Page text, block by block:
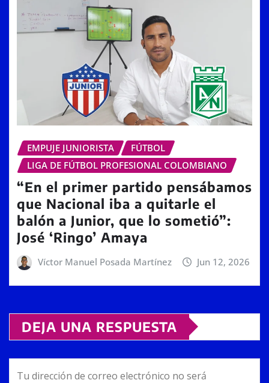
EMPUJE JUNIORISTA
FÚTBOL
LIGA DE FÚTBOL PROFESIONAL COLOMBIANO
“En el primer partido pensábamos
que Nacional iba a quitarle el
balón a Junior, que lo sometió”:
José ‘Ringo’ Amaya
Víctor Manuel Posada Martínez Jun 12, 2026
DEJA UNA RESPUESTA
Tu dirección de correo electrónico no será